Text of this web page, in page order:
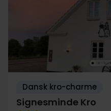
Dansk kro-charme
Signesminde Kro